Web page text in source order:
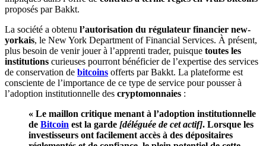
proposés par Bakkt.
La société a obtenu l’autorisation du régulateur financier new-
yorkais, le New York Department of Financial Services. À présent,
plus besoin de venir jouer à l’apprenti trader, puisque toutes les
institutions curieuses pourront bénéficier de l’expertise des services
de conservation de bitcoins offerts par Bakkt. La plateforme est
consciente de l’importance de ce type de service pour pousser à
l’adoption institutionnelle des cryptomonnaies :
« Le maillon critique menant à l’adoption institutionnelle
de Bitcoin est la garde [déléguée de cet actif]. Lorsque les
investisseurs ont facilement accès à des dépositaires